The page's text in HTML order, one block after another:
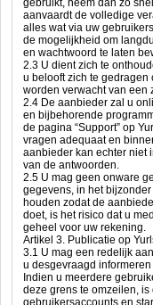
gebruikt, neem dan zo
aanvaardt de volledige
alles wat via uw
de mogelijkheid om
en wachtwoord te laten
2.3 U dient zich te
u belooft zich te
worden verwacht van een
2.4 De aanbieder zal u
en bijbehorende
de pagina “Support” op
vragen adequaat en
aanbieder kan echter niet
van de antwoorden.
2.5 U mag geen onware
gegevens, in het
houden zodat de
doet, is het risico dat u
geheel voor uw rekening.
Artikel 3. Publicatie op
3.1 U mag een redelijk
u desgevraagd
Indien u meerdere
deze grens te omzeilen,
gebruikersaccounts en